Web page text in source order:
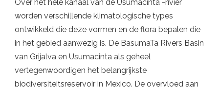
Over het hele kanaal van de Usumacinta -rivier
worden verschillende klimatologische types
ontwikkeld die deze vormen en de flora bepalen die
in het gebied aanwezig is. De BasumaTa Rivers Basin
van Grijalva en Usumacinta als geheel
vertegenwoordigen het belangrijkste
biodiversiteitsreservoir in Mexico. De overvloed aan